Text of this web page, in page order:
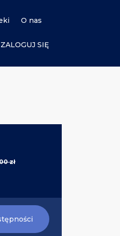
O nas
ZALOGUJ SIĘ
zł